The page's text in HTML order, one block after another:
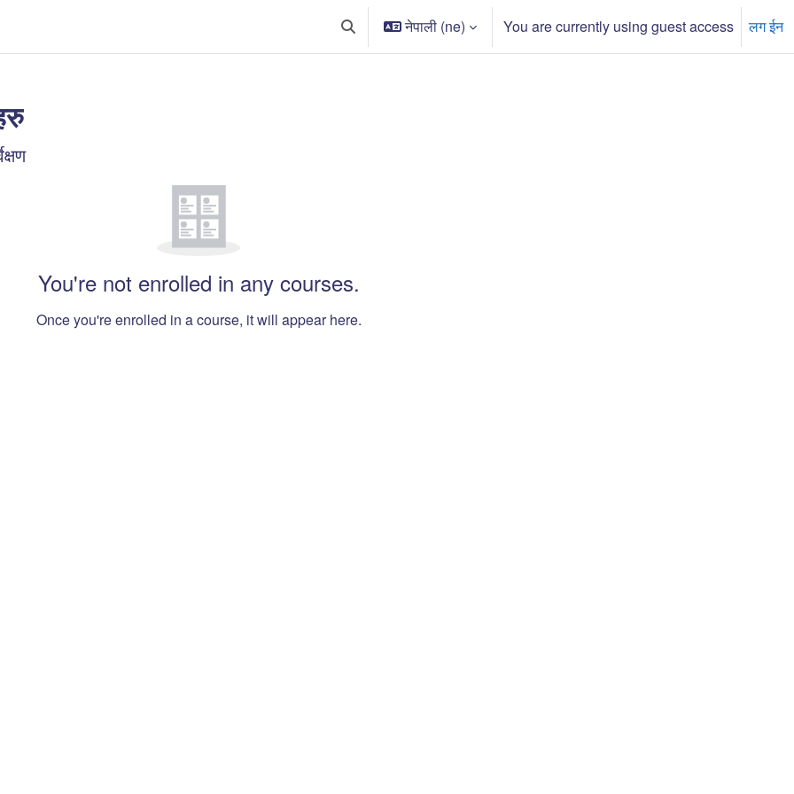
Toggle search input
नेपाली ‎(ne)‎ You are currently using guest access लग ईन
You're not enrolled in any courses.
Once you're enrolled in a course, it will appear here.